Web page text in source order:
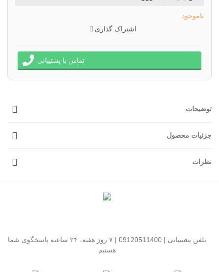
ناموجود
اشتراک گذاری
تماس با پشتیبانی
توضیحات
جزئیات محصول
نظرات
تلفن پشتیبانی | 09120511400 | ۷ روز هفته، ۲۴ ساعته پاسخگوی شما
هستیم